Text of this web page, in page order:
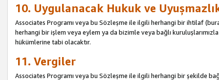
10. Uygulanacak Hukuk ve
Associates Programı veya bu Sözleşme ile ilgili herhangi bir ihtilaf
herhangi bir işlem veya eylem ya da bizimle veya bağlı
hükümlerine tabi olacaktır.
11. Vergiler
Associates Programı veya bu Sözleşme ile ilgili herhangi bir şekilde